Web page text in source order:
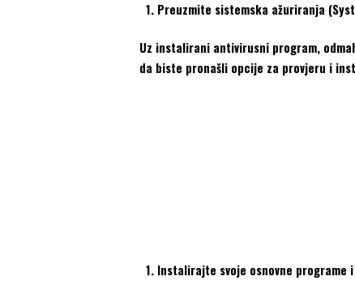
Preuzmite sistemska ažuriranja
Uz instalirani antivirusni program,
da biste pronašli opcije za provjeru i
Instalirajte svoje osnovne programe